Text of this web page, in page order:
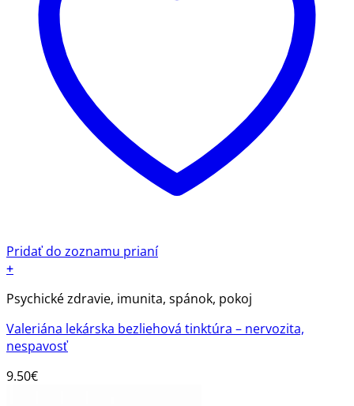
Pridať do zoznamu prianí
+
Psychické zdravie, imunita, spánok, pokoj
Valeriána lekárska bezliehová tinktúra – nervozita,
nespavosť
9.50€